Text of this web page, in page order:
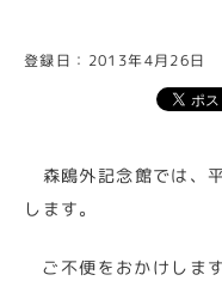
登録日：2013年4月26日
森鴎外記念館では、
します。
ご不便をおかけしま